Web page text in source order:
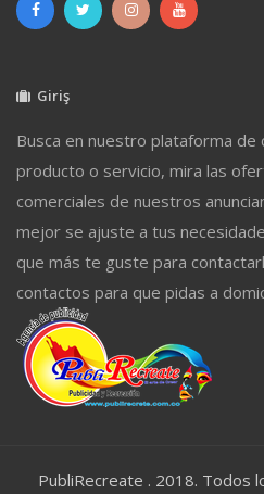
Giriş
Busca en nuestro plataforma de
producto o servicio, mira las
comerciales de nuestros
mejor se ajuste a tus
que más te guste para
contactos para que pidas a
PubliRecreate . 2018. Todos